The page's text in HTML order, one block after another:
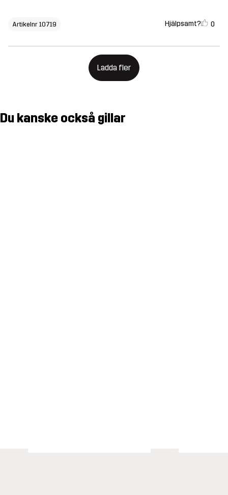
Artikelnr 10719 Hjälpsamt? 0
Ladda fler
Du kanske också gillar